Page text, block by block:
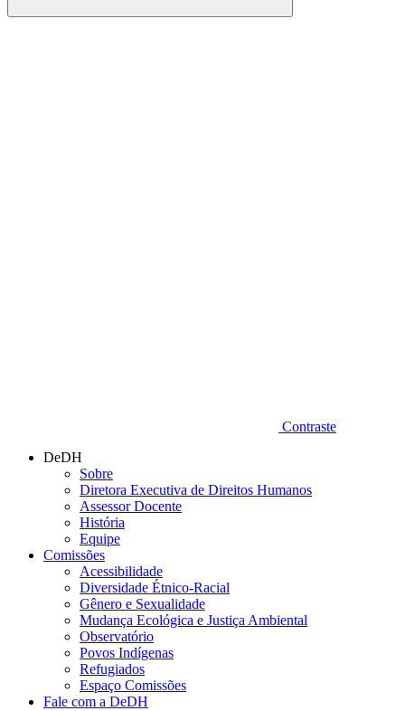
Buscar
Contraste
DeDH
Sobre
Diretora Executiva de Direitos Humanos
Assessor Docente
História
Equipe
Comissões
Acessibilidade
Diversidade Étnico-Racial
Gênero e Sexualidade
Mudança Ecológica e Justiça Ambiental
Observatório
Povos Indígenas
Refugiados
Espaço Comissões
Fale com a DeDH